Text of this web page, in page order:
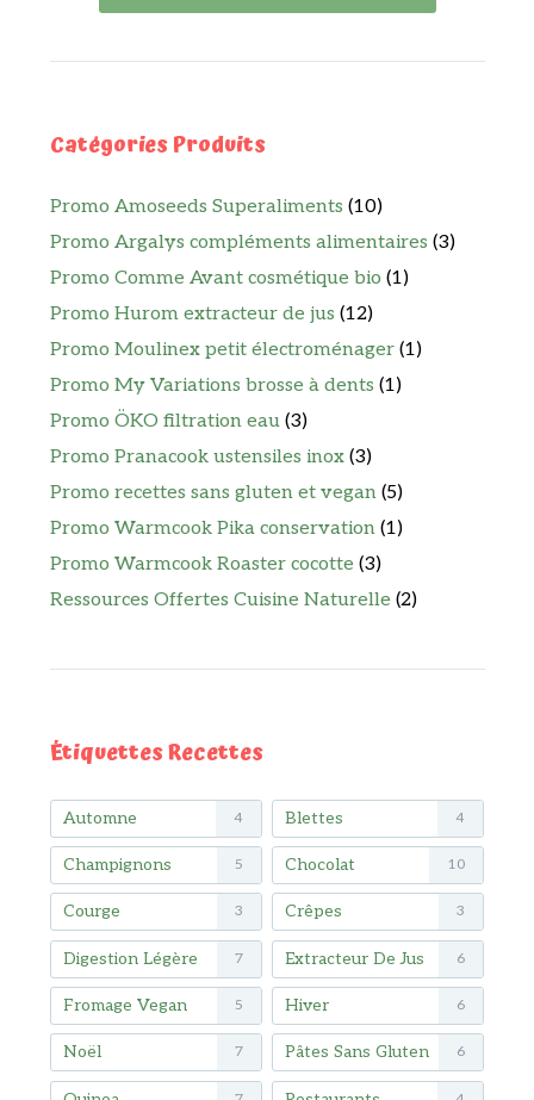
Catégories Produits
Promo Amoseeds Superaliments (10)
Promo Argalys compléments alimentaires (3)
Promo Comme Avant cosmétique bio (1)
Promo Hurom extracteur de jus (12)
Promo Moulinex petit électroménager (1)
Promo My Variations brosse à dents (1)
Promo ÖKO filtration eau (3)
Promo Pranacook ustensiles inox (3)
Promo recettes sans gluten et vegan (5)
Promo Warmcook Pika conservation (1)
Promo Warmcook Roaster cocotte (3)
Ressources Offertes Cuisine Naturelle (2)
Étiquettes Recettes
Automne 4 Blettes 4
Champignons 5 Chocolat 10
Courge 3 Crêpes 3
Digestion Légère 7 Extracteur De Jus 6
Fromage Vegan 5 Hiver 6
Noël 7 Pâtes Sans Gluten 6